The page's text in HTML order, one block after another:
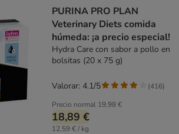
PURINA PRO PLAN
Veterinary Diets comida
húmeda: ¡a precio especial!
Hydra Care con sabor a pollo en
bolsitas (20 x 75 g)
Precio normal 19,98 €
18,89 €
12,59 € / kg
Valorar: 4.1/5 (416)